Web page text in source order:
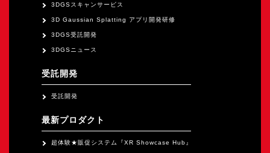
オンライン
3DGSスキャンサービス
3D Gaussian Splatting アプリ開発研修
3DGS受託開発
3DGSニュース
受託開発
受託開発
最新プロダクト
超体験★販促システム『XR Showcase Hub』